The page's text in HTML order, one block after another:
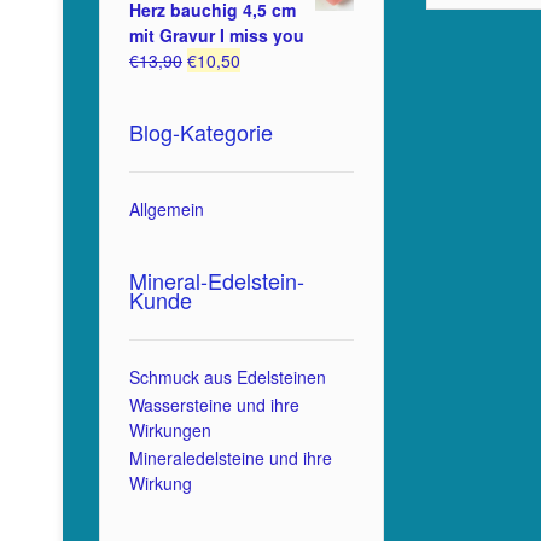
war:
€9,90
ist:
€8,90.
Herz bauchig 4,5 cm
mit Gravur I miss you
€13,90 Ursprünglicher
€13,90
€10,50
€10,50.
Blog-Kategorie
Allgemein
Mineral-Edelstein-
Kunde
Schmuck aus Edelsteinen
Wassersteine und ihre
Wirkungen
Mineraledelsteine und ihre
Wirkung